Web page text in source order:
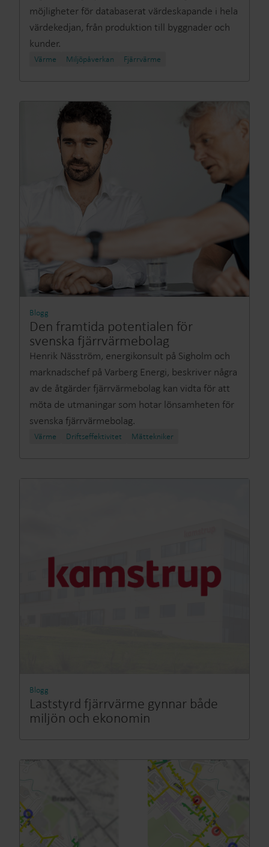
möjligheter för databaserat värdeskapande i hela
värdekedjan, från produktion till byggnader och
kunder.
Värme Miljöpåverkan Fjärrvärme​
Blogg
Den framtida potentialen för
svenska fjärrvärmebolag
Henrik Näsström, energikonsult på Sigholm och
marknadschef på Varberg Energi, beskriver några
av de åtgärder fjärrvärmebolag kan vidta för att
möta de utmaningar som hotar lönsamheten för
svenska fjärrvärmebolag.
Värme Driftseffektivitet Mättekniker
Blogg
Laststyrd fjärrvärme gynnar både
miljön och ekonomin